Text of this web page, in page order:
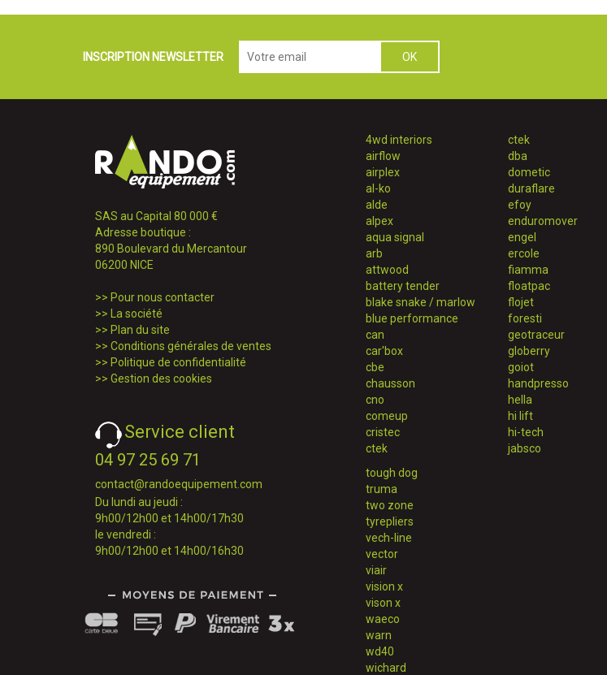
INSCRIPTION NEWSLETTER
SAS au Capital 80 000 €
Adresse boutique :
890 Boulevard du Mercantour
06200 NICE
>> Pour nous contacter
>> La société
>> Plan du site
>> Conditions générales de ventes
>> Politique de confidentialité
>> Gestion des cookies
Service client
04 97 25 69 71
contact@randoequipement.com
Du lundi au jeudi :
9h00/12h00 et 14h00/17h30
le vendredi :
9h00/12h00 et 14h00/16h30
4wd interiors
airflow
airplex
al-ko
alde
alpex
aqua signal
arb
attwood
battery tender
blake snake / marlow
blue performance
can
car'box
cbe
chausson
cno
comeup
cristec
ctek
ctek
dba
dometic
duraflare
efoy
enduromover
engel
ercole
fiamma
floatpac
flojet
foresti
geotraceur
globerry
goiot
handpresso
hella
hi lift
hi-tech
jabsco
tough dog
truma
two zone
tyrepliers
vech-line
vector
viair
vision x
vison x
waeco
warn
wd40
wichard